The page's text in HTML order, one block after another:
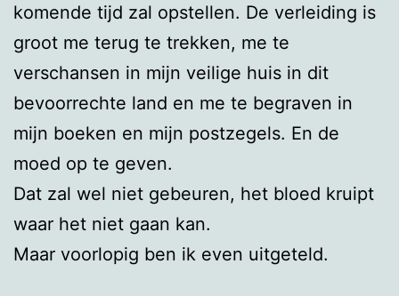
komende tijd zal opstellen. De verleiding is
groot me terug te trekken, me te
verschansen in mijn veilige huis in dit
bevoorrechte land en me te begraven in
mijn boeken en mijn postzegels. En de
moed op te geven.
Dat zal wel niet gebeuren, het bloed kruipt
waar het niet gaan kan.
Maar voorlopig ben ik even uitgeteld.